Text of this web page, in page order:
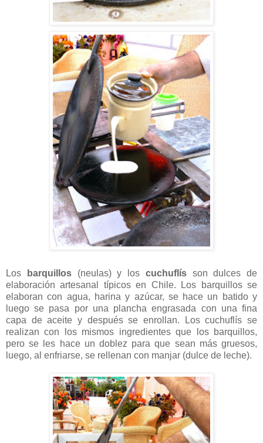
Los barquillos(neulas) y los cuchuflísson dulces de
elaboración artesanal típicos en Chile. Los barquillos se
elaboran con agua, harina y azúcar, se hace un batido y
luego se pasa por una plancha engrasada con una fina
capa de aceite y después se enrollan. Los cuchuflís se
realizan con los mismos ingredientes que los barquillos,
pero se les hace un doblez para que sean más gruesos,
luego, al enfriarse, se rellenan con manjar (dulce de leche).